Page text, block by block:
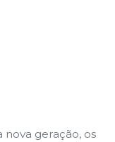
geração, os